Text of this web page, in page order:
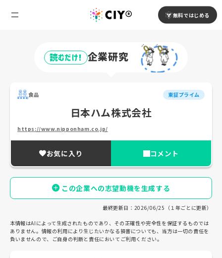
無料ではじめる
読むだけ! 企業研究
食品 東証プライム
日本ハム株式会社
https://www.nipponham.co.jp/
お気に入り コメント
この企業への志望動機を生成する
最終更新日：2026/06/25（１年ごとに更新）
本情報はAIによって生成されたものであり、その正確性や完全性を保証するものでは
ありません。情報の利用により生じたいかなる損害についても、当方は一切の責任を
負いませんので、ご自身の判断と責任においてご利用ください。